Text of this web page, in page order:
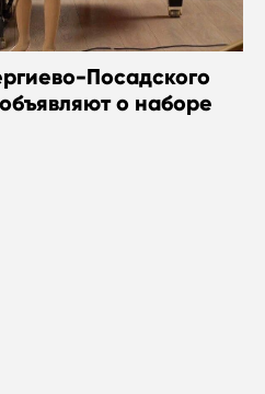
Посадского
о наборе